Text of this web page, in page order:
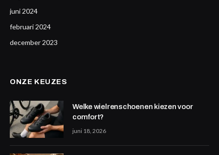
juni 2024
februari 2024
december 2023
ONZE KEUZES
Welke wielrenschoenen kiezen voor
comfort?
juni 18, 2026